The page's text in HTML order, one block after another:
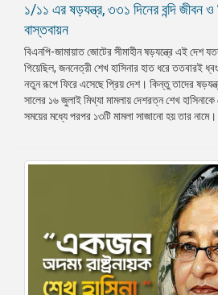
১/১১ এর ষড়যন্ত্র, ৩৩১ দিনের বন্দি জীবন ও
বাস্তবায়ন
বিএনপি-জামায়াত জোটের সীমাহীন ষড়যন্ত্রে এই দেশ
গিয়েছিল, জননেত্রী শেখ হাসিনার হাত ধরে ততবারই
নতুন রূপে ফিরে এসেছে প্রিয় দেশ। কিন্তু তাদের
সালের ১৬ জুলাই মিথ্যা মামলায় দেশরত্ন শেখ
সময়ের মধ্যে পরপর ১৩টি মামলা সাজানো হয় তার নামে।